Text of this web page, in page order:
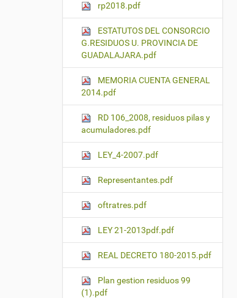
rp2018.pdf
ESTATUTOS DEL CONSORCIO
G.RESIDUOS U. PROVINCIA DE
GUADALAJARA.pdf
MEMORIA CUENTA GENERAL
2014.pdf
RD 106_2008, residuos pilas y
acumuladores.pdf
LEY_4-2007.pdf
Representantes.pdf
oftratres.pdf
LEY 21-2013pdf.pdf
REAL DECRETO 180-2015.pdf
Plan gestion residuos 99
(1).pdf